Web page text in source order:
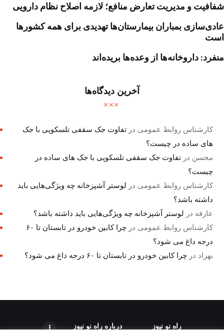
شفافیت و مدیریت تعارض منافع؛ لازمه اصلاح نظام دارویی
عادی‌سازی بمباران بیمارستان‌ها تهدیدی برای همه کشورها
است
منفرد: داروخانه‌ها از وعده‌ها بریده‌اند
آخرین دیدگاه‌ها
کارشناس روابط عمومی درتفاوت جک سقفی تلسکوپی با جک
های ساده در چیست؟
محسن درتفاوت جک سقفی تلسکوپی با جک های ساده در
چیست؟
کارشناس روابط عمومی در لوستر آشپزخانه چه ویژگی‌هایی باید
داشته باشد؟
عارفه در لوستر آشپزخانه چه ویژگی‌هایی باید داشته باشد؟
کارشناس روابط عمومی در
چرا کابین خودرو در تابستان تا ۶۰
درجه داغ می شود؟
بهزاد درچرا کابین خودرو در تابستان تا ۶۰ درجه داغ می شود؟
راه نو نیوز درباره راه‌ نو نیوز